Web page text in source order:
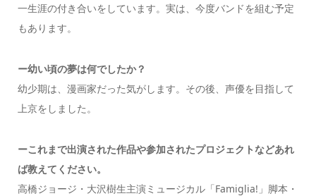
一生涯の付き合いをしています。実は、今度バンドを組む予定
もあります。
ー幼い頃の夢は何でしたか？
幼少期は、漫画家だった気がします。その後、声優を目指して
上京をしました。
ーこれまで出演された作品や参加されたプロジェクトなどあれ
ば教えてください。
高橋ジョージ・大沢樹生主演ミュージカル「Famiglia!」脚本・